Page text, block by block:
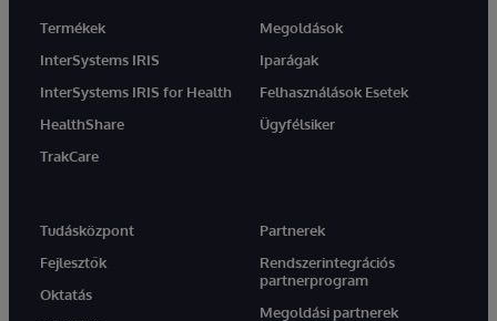
Termékek
InterSystems IRIS
InterSystems IRIS for Health
HealthShare
TrakCare
Megoldások
Iparágak
Felhasználások Esetek
Ügyfélsiker
Tudásközpont
Fejlesztők
Oktatás
Partnerek
Rendszerintegrációs
partnerprogram
Megoldási partnerek